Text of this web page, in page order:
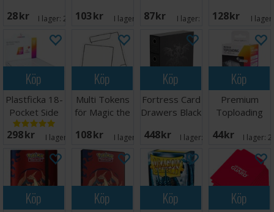
28 SEK I lager: 20+ 103 SEK I lager: 13
87 SEK I lager: 128 SEK I
Köp
Plastficka 18-
Pocket Side
Load Vit x50
298 SEK I lager: 12
Köp
Multi Tokens
för Magic the
108 SEK I lager: 10
Köp
Fortress Card
Drawers Black
448 SEK I lager: 20+
Köp
Premium
Toploading
25 st
44 SEK I lager:
Köp Köp Köp Köp